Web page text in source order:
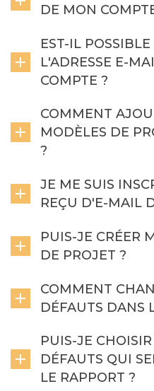
DE MON
EST-IL
L'ADRESSE E-
COMPTE ?
COMMENT
MODÈLES DE
?
JE ME SUIS
REÇU D'E-MAIL
PUIS-JE CRÉER
DE PROJET ?
COMMENT
DÉFAUTS DANS
PUIS-JE
DÉFAUTS QUI
LE RAPPORT ?